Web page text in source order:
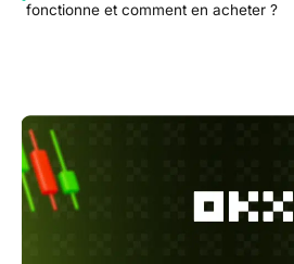
fonctionne et comment en acheter ?